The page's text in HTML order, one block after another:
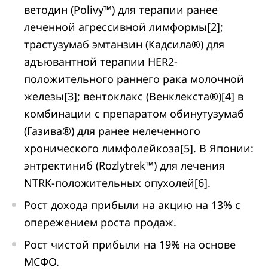
ветодин (Polivy™) для терапии ранее
леченной агрессивной лимформы[2];
трастузумаб эмтанзин (Кадсила®) для
адъювантной терапии HER2-
положительного раннего рака молочной
железы[3]; вентоклакс (Венклекста®)[4] в
комбинации с препаратом обинутузумаб
(Газива®) для ранее нелеченного
хронического лимфолейкоза[5]. В Японии:
энтректиниб (Rozlytrek™) для лечения
NTRK-положительных опухолей[6].
Рост дохода прибыли на акцию на 13% с
опережением роста продаж.
Рост чистой прибыли на 19% на основе
МСФО.